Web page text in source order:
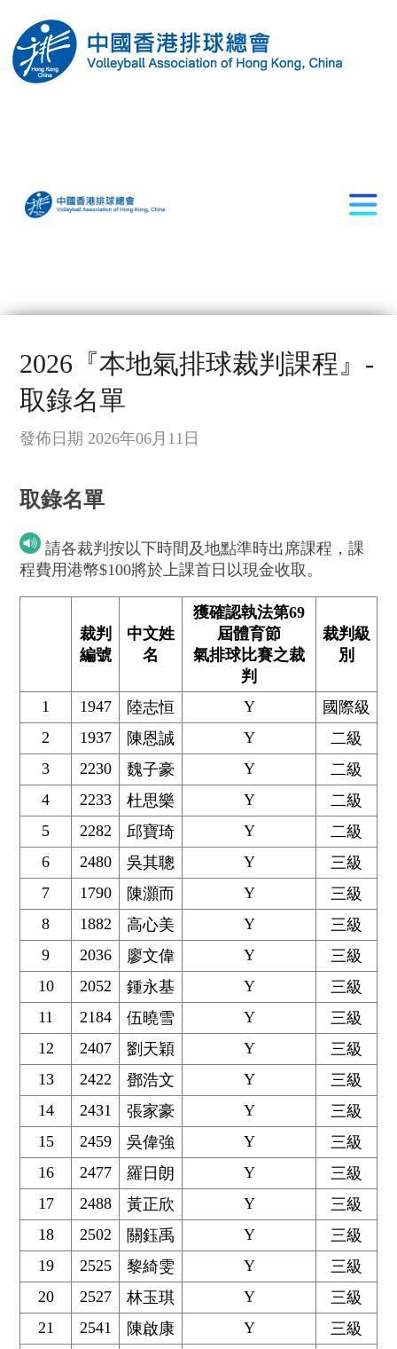
2026『本地氣排球裁判課程』-
取錄名單
發佈日期 2026年06月11日
取錄名單
請各裁判按以下時間及地點準時出席課程，課
程費用港幣$100將於上課首日以現金收取。
裁判
編號
中文姓
名
獲確認執法第69
屆體育節
氣排球比賽之裁
判
裁判級
別
1 1947 陸志恒 Y
國際級
2
1937 陳恩誠 Y
二級
3
2230 魏子豪 Y
二級
4
2233 杜思樂 Y
二級
5
2282 邱寶琦 Y
二級
6
2480 吳其聰 Y
三級
7
1790 陳灝而 Y
三級
8
1882 高心美 Y
三級
9
2036 廖文偉 Y
三級
10
2052 鍾永基 Y
三級
11
2184 伍曉雪 Y
三級
12
2407 劉天穎 Y
三級
13
2422 鄧浩文 Y
三級
14
2431 張家豪 Y
三級
15
2459 吳偉強 Y
三級
16
2477 羅日朗 Y
三級
17
2488 黃正欣 Y
三級
18
2502 關鈺禹 Y
三級
19
2525 黎綺雯 Y
三級
20
2527 林玉琪 Y
三級
21
2541 陳啟康 Y
三級